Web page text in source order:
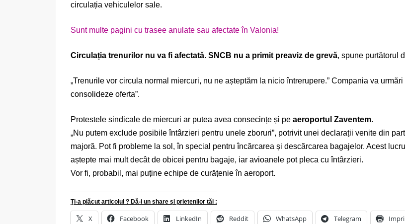
circulația vehiculelor sale.
Sunt multe pagini cu trasee anulate sau afectate în Valonia!
Circulația trenurilor nu va fi afectată. SNCB nu a primit preaviz de grevă, spune purtătorul
„Trenurile vor circula normal miercuri, nu ne așteptăm la nicio întrerupere.” Compania va
consolideze oferta”.
Protestele sindicale de miercuri ar putea avea consecințe și pe aeroportul Zaventem.
„Nu putem exclude posibile întârzieri pentru unele zboruri”, potrivit unei declarații venite din
majoră. Pot fi probleme la sol, în special pentru încărcarea și descărcarea bagajelor. Acest
aștepte mai mult decât de obicei pentru bagaje, iar avioanele pot pleca cu întârzieri.
Vor fi, probabil, mai puține echipe de curățenie în aeroport.
Ți-a plăcut articolul ? Dă-i un share și prietenilor tăi :
X Facebook LinkedIn Reddit WhatsApp Telegram